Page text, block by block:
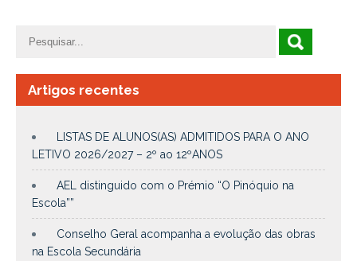
Artigos recentes
LISTAS DE ALUNOS(AS) ADMITIDOS PARA O ANO
LETIVO 2026/2027 – 2º ao 12ºANOS
AEL distinguido com o Prémio “O Pinóquio na
Escola””
Conselho Geral acompanha a evolução das obras
na Escola Secundária